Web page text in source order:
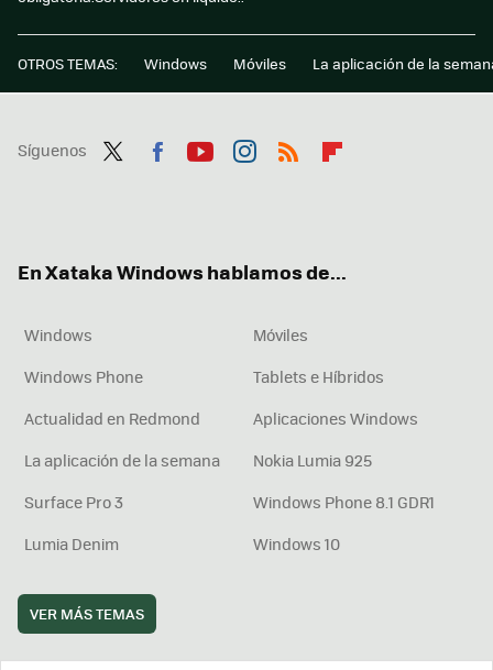
OTROS TEMAS: Windows Móviles La aplicación de la
Síguenos
En Xataka Windows hablamos de...
Windows
Móviles
Windows Phone
Tablets e Híbridos
Actualidad en Redmond
Aplicaciones Windows
La aplicación de la semana
Nokia Lumia 925
Surface Pro 3
Windows Phone 8.1 GDR1
Lumia Denim
Windows 10
VER MÁS TEMAS